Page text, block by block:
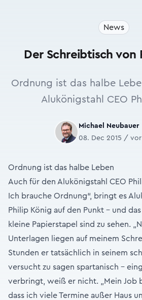
News
Der Schreibtisch von
Ordnung ist das halbe
Alukönigstahl CEO
Michael Neubauer
08. Dec 2015 / vor
Ordnung ist das halbe Leben
Auch für den Alukönigstahl CEO
Ich brauche Ordnung“, bringt es
Philip König auf den Punkt – und
kleine Papierstapel sind zu sehen.
Unterlagen liegen auf meinem
Stunden er tatsächlich in seinem
versucht zu sagen spartanisch -
verbringt, weiß er nicht. „Mein Job
dass ich viele Termine außer Haus